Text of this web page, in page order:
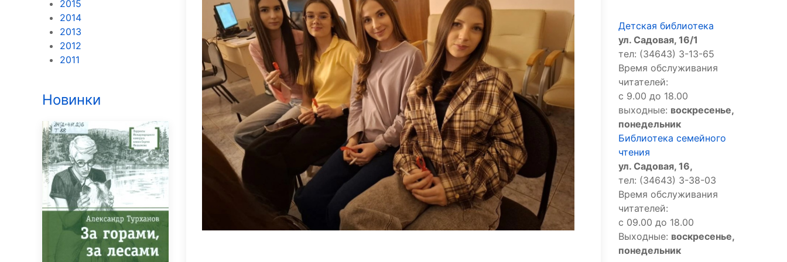
2015
2014
2013
2012
2011
Новинки
Детская библиотека
ул. Садовая, 16/1
тел: (34643) 3-13-65
Время обслуживания
читателей:
с 9.00 до 18.00
выходные: воскресенье,
понедельник
Библиотека семейного
чтения
ул. Садовая, 16,
тел: (34643) 3-38-03
Время обслуживания
читателей:
с 09.00 до 18.00
Выходные: воскресенье,
понедельник